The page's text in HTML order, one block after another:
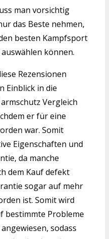
man vorsichtig
das Beste nehmen,
besten Kampfsport
können.
Rezensionen
Einblick in die
Vergleich
er für eine
war. Somit
Eigenschaften und
da manche
dem Kauf defekt
sogar auf mehr
ist. Somit wird
bestimmte Probleme
sodass